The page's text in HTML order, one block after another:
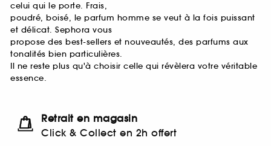
celui qui le porte. Frais,
poudré, boisé, le parfum homme se veut à la fois puissant
et délicat. Sephora vous
propose des best-sellers et nouveautés, des parfums aux
tonalités bien particulières.
Il ne reste plus qu'à choisir celle qui révèlera votre véritable
essence.
Retrait en magasin
Click & Collect en 2h offert